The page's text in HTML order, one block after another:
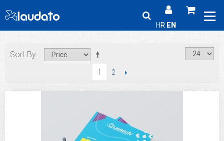
HR EN
Sort By
1 2 NEXT